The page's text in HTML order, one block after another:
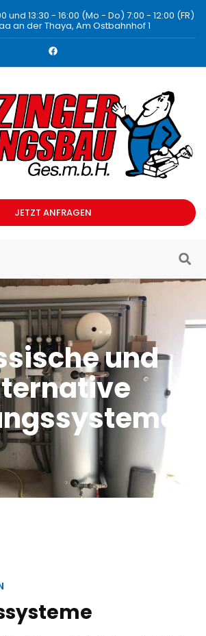
und 13:30 - 16:00 (Mo - Do) 7:00 - 12:00 (FR)
an der Thaya, Am Ostbahnhof 1
JETZT ANFRAGEN
und